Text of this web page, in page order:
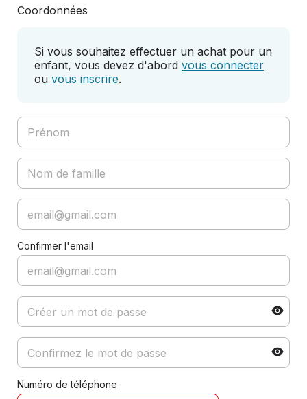
Coordonnées
Si vous souhaitez effectuer un achat pour un
enfant, vous devez d'abord vous connecter
ou vous inscrire.
Confirmer l'email
Numéro de téléphone